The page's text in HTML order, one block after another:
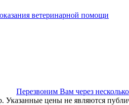
ветеринарной помощи
Перезвоним Вам через
Указанные цены не являются